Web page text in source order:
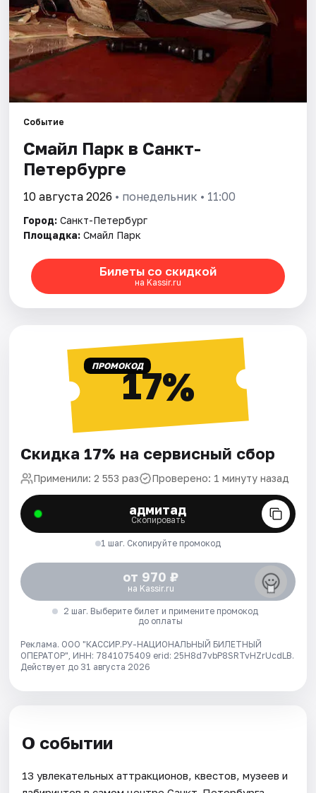
Событие
Смайл Парк в Санкт-
Петербурге
10 августа 2026 • понедельник • 11:00
Город: Санкт-Петербург
Площадка: Смайл Парк
Билеты со скидкой
на Kassir.ru
ПРОМОКОД17%
Скидка 17% на сервисный сбор
Применили: 2 553 раз Проверено: 1 минуту назад
адмитад
Скопировать
1 шаг. Скопируйте промокод
от 970 ₽
на Kassir.ru
2 шаг. Выберите билет и примените промокод
до оплаты
Реклама. ООО "КАССИР.РУ-НАЦИОНАЛЬНЫЙ БИЛЕТНЫЙ
ОПЕРАТОР", ИНН: 7841075409 erid: 25H8d7vbP8SRTvHZrUcdLB.
Действует до 31 августа 2026
О событии
13 увлекательных аттракционов, квестов, музеев и